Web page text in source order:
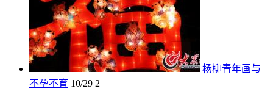
杨柳青年画与
不孕不育 10/29 2